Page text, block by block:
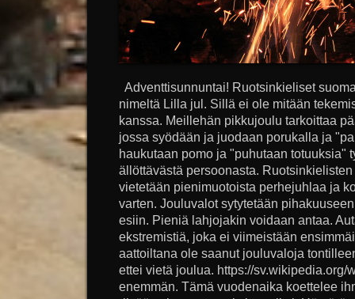
Adventtisunnuntai! Ruotsinkieliset
nimeltä Lilla jul. Sillä ei ole mitään
kanssa. Meillehän pikkujoulu tarkoittaa
jossa syödään ja juodaan porukalla ja
haukutaan pomo ja "puhutaan totuuksia"
ällöttävästä persoonasta.
vietetään pienimuotoista perhejuhlaa ja
varten. Jouluvalot sytytetään
esiin. Pieniä lahjojakin voidaan antaa.
ekstremistiä, joka ei viimeistään
aattoiltana ole saanut jouluvaloja
ettei vietä joulua. https://sv.wikipedia.org/
enemmän. Tämä vuodenaika koettelee